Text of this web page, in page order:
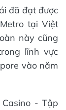
đã đạt được
tại Việt
này cũng
lĩnh vực
vào năm
- Tập